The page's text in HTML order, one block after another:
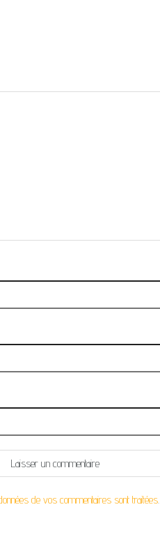
de vos commentaires sont traitées.